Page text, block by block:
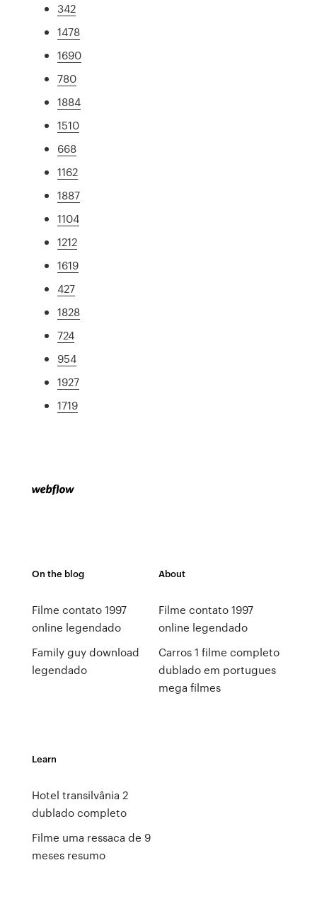
342
1478
1690
780
1884
1510
668
1162
1887
1104
1212
1619
427
1828
724
954
1927
1719
On the blog
Filme contato 1997
online legendado
Family guy download
legendado
About
Filme contato 1997
online legendado
Carros 1 filme completo
dublado em portugues
mega filmes
Learn
Hotel transilvânia 2
dublado completo
Filme uma ressaca de 9
meses resumo